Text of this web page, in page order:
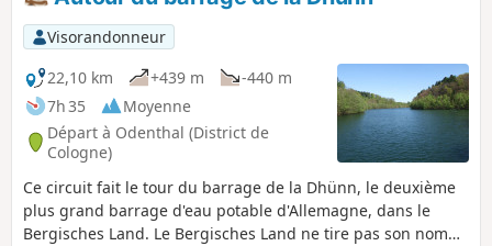
dans un paysage qui ressemble à un parc, puis dans une
forêt sauvage. Sur des chemins larges et en pente douce,
on passe devant un bassin de marche, le Kaisereiche, et on
traverse l'ancienne voie ferrée Bensberg - Rösrath, avant de
traverser la paisible vallée du Wahlbach jusqu'à Lehmbach
et Sülze via le Tütberg.
Visorandonneur
22,10 km
+439 m
-440 m
7h 35
Moyenne
Départ à Odenthal (District de
Cologne)
Ce circuit fait le tour du barrage de la Dhünn, le deuxième
plus grand barrage d'eau potable d'Allemagne, dans le
Bergisches Land. Le Bergisches Land ne tire pas son nom